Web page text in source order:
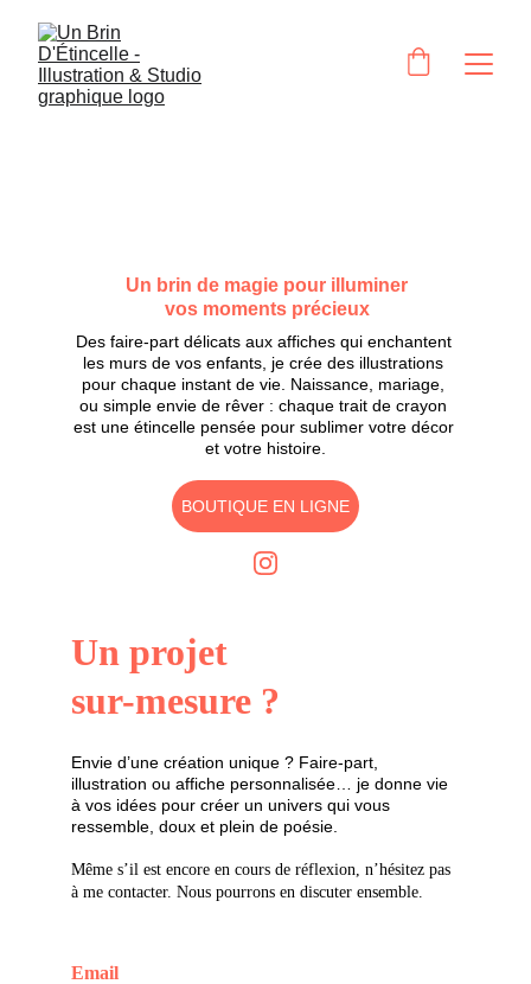
Un brin de magie pour illuminer
vos moments précieux
Des faire-part délicats aux affiches qui enchantent
les murs de vos enfants, je crée des illustrations
pour chaque instant de vie. Naissance, mariage,
ou simple envie de rêver : chaque trait de crayon
est une étincelle pensée pour sublimer votre décor
et votre histoire.
BOUTIQUE EN LIGNE
Un projet
sur-mesure ?
Envie d’une création unique ? Faire-part,
illustration ou affiche personnalisée… je donne vie
à vos idées pour créer un univers qui vous
ressemble, doux et plein de poésie.
Même s’il est encore en cours de réflexion, n’hésitez pas
à me contacter. Nous pourrons en discuter ensemble.
Email